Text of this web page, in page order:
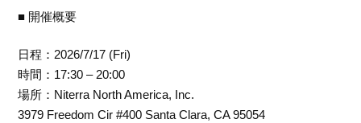
■ 開催概要
日程：2026/7/17 (Fri)
時間：17:30 – 20:00
場所：Niterra North America, Inc.
3979 Freedom Cir #400 Santa Clara, CA 95054